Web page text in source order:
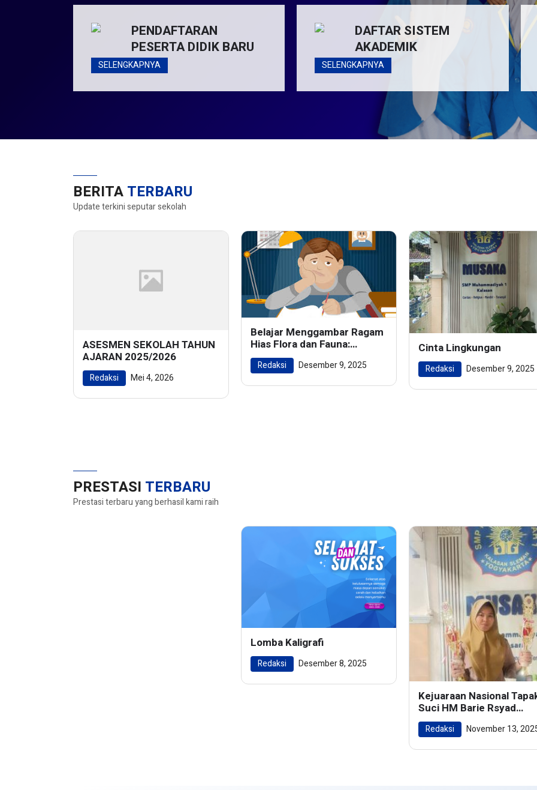
PENDAFTARAN
PESERTA DIDIK BARU
SELENGKAPNYA
DAFTAR SISTEM
AKADEMIK
SELENGKAPNYA
BERITA TERBARU
Update terkini seputar sekolah
ASESMEN SEKOLAH TAHUN
AJARAN 2025/2026
Redaksi Mei 4, 2026
Belajar Menggambar Ragam
Hias Flora dan Fauna:
Menghidupkan Keindahan
Alam dalam Karya Seni
Redaksi Desember 9, 2025
Cinta Lingkungan
Redaksi Desember 9, 2025
PRESTASI TERBARU
Prestasi terbaru yang berhasil kami raih
Lomba Kaligrafi
Redaksi Desember 8, 2025
Kejuaraan Nasional
Suci HM Barie Rsyad
Championship 2024
Redaksi November 13,